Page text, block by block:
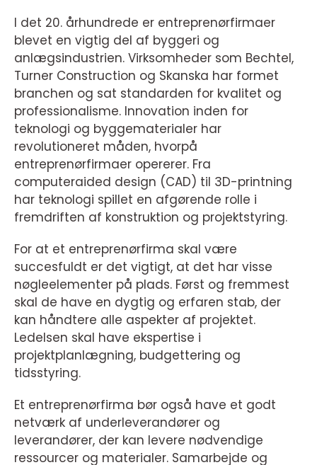
I det 20. århundrede er entreprenørfirmaer
blevet en vigtig del af byggeri og
anlægsindustrien. Virksomheder som Bechtel,
Turner Construction og Skanska har formet
branchen og sat standarden for kvalitet og
professionalisme. Innovation inden for
teknologi og byggematerialer har
revolutioneret måden, hvorpå
entreprenørfirmaer opererer. Fra
computeraided design (CAD) til 3D-printning
har teknologi spillet en afgørende rolle i
fremdriften af konstruktion og projektstyring.
For at et entreprenørfirma skal være
succesfuldt er det vigtigt, at det har visse
nøgleelementer på plads. Først og fremmest
skal de have en dygtig og erfaren stab, der
kan håndtere alle aspekter af projektet.
Ledelsen skal have ekspertise i
projektplanlægning, budgettering og
tidsstyring.
Et entreprenørfirma bør også have et godt
netværk af underleverandører og
leverandører, der kan levere nødvendige
ressourcer og materialer. Samarbejde og